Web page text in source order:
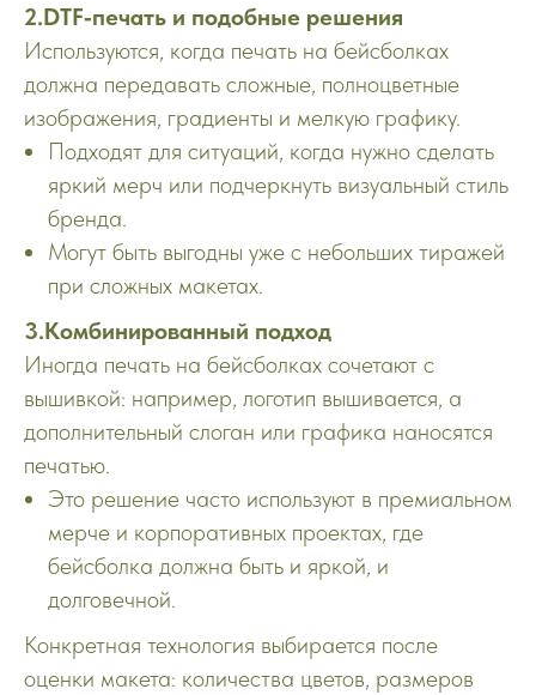
2.DTF‑печать и подобные решения
Используются, когда печать на бейсболках
должна передавать сложные, полноцветные
изображения, градиенты и мелкую графику.
Подходят для ситуаций, когда нужно сделать
яркий мерч или подчеркнуть визуальный стиль
бренда.
Могут быть выгодны уже с небольших тиражей
при сложных макетах.​
3.Комбинированный подход
Иногда печать на бейсболках сочетают с
вышивкой: например, логотип вышивается, а
дополнительный слоган или графика наносятся
печатью.
Это решение часто используют в премиальном
мерче и корпоративных проектах, где
бейсболка должна быть и яркой, и
долговечной.
Конкретная технология выбирается после
оценки макета: количества цветов, размеров